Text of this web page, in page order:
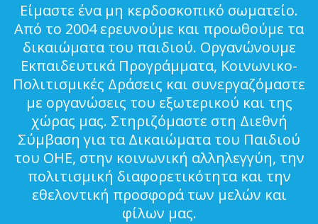
Είμαστε ένα μη κερδοσκοπικό σωματείο.
Από το 2004 ερευνούμε και προωθούμε τα
δικαιώματα του παιδιού. Οργανώνουμε
Εκπαιδευτικά Προγράμματα, Κοινωνικο-
Πολιτισμικές Δράσεις και συνεργαζόμαστε
με οργανώσεις του εξωτερικού και της
χώρας μας. Στηριζόμαστε στη Διεθνή
Σύμβαση για τα Δικαιώματα του Παιδιού
του ΟΗΕ, στην κοινωνική αλληλεγγύη, την
πολιτισμική διαφορετικότητα και την
εθελοντική προσφορά των μελών και
φίλων μας.